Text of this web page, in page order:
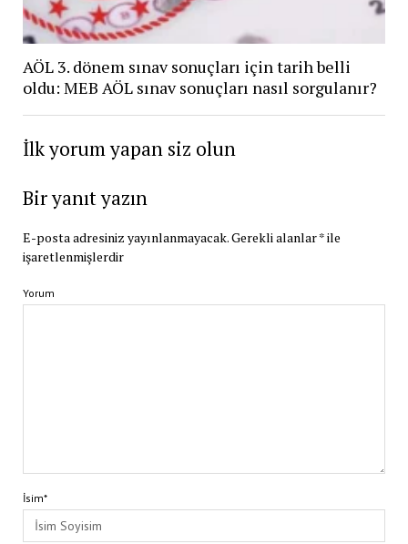
AÖL 3. dönem sınav sonuçları için tarih belli
oldu: MEB AÖL sınav sonuçları nasıl sorgulanır?
İlk yorum yapan siz olun
Bir yanıt yazın
E-posta adresiniz yayınlanmayacak.Gerekli alanlar*ile
işaretlenmişlerdir
Yorum
İsim*